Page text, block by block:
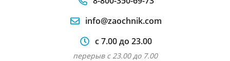
info@zaochnik.com
с 7.00 до 23.00
перерыв с 23.00 до 7.00